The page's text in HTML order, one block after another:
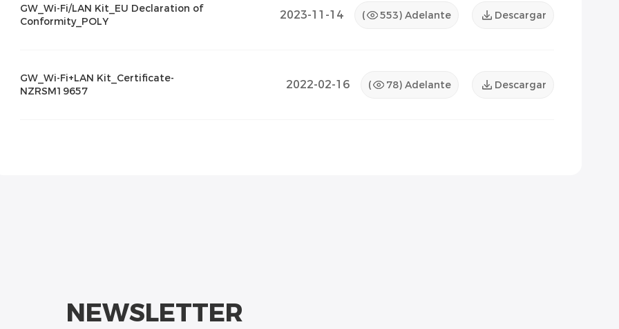
GW_Wi-Fi/LAN Kit_EU Declaration of
Conformity_POLY
2023-11-14 ( 553) Adelante Descargar
GW_Wi-Fi+LAN Kit_Certificate-
NZRSM19657
2022-02-16 ( 78) Adelante Descargar
NEWSLETTER